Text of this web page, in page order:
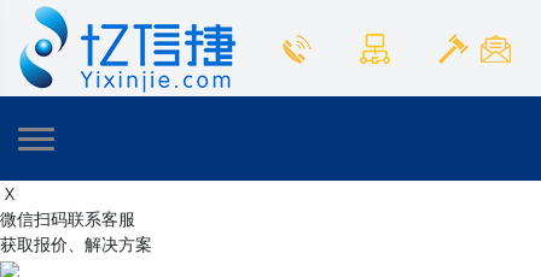
X
微信扫码联系客服
获取报价、解决方案